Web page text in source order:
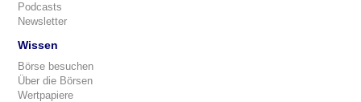
Podcasts
Newsletter
Wissen
Börse besuchen
Über die Börsen
Wertpapiere